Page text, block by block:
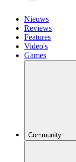
Nieuws
Reviews
Features
Video's
Games
Community